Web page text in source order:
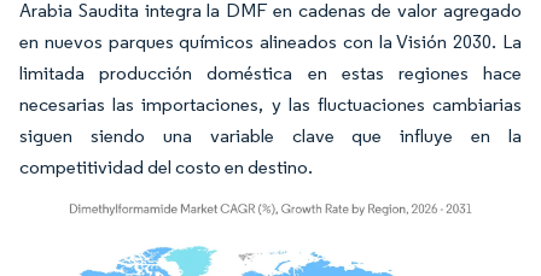
Arabia Saudita integra la DMF en cadenas de valor agregado
en nuevos parques químicos alineados con la Visión 2030. La
limitada producción doméstica en estas regiones hace
necesarias las importaciones, y las fluctuaciones cambiarias
siguen siendo una variable clave que influye en la
competitividad del costo en destino.